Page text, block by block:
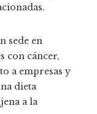
sede en
con cáncer,
a empresas y
dieta
a la